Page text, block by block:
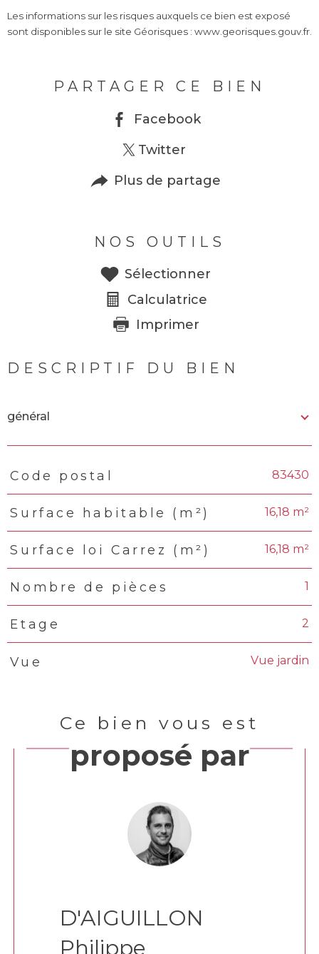
Les informations sur les risques auxquels ce bien est exposé
sont disponibles sur le site Géorisques : www.georisques.gouv.fr.
PARTAGER CE BIEN
Facebook
Twitter
Plus de partage
NOS OUTILS
Sélectionner
Calculatrice
Imprimer
DESCRIPTIF DU BIEN
général
TRAD_PAMPERO_Caracteristique
Code postal 83430
Surface habitable (m²) 16,18 m²
Surface loi Carrez (m²) 16,18 m²
Nombre de pièces 1
Etage 2
Vue Vue jardin
Ce bien vous est
proposé par
D'AIGUILLON
Philippe